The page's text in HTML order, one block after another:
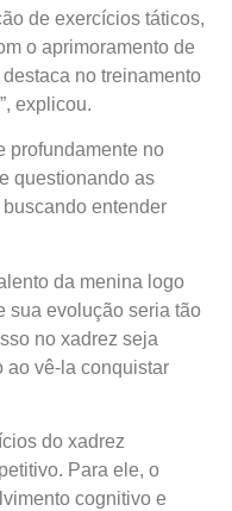
de exercícios táticos,
o aprimoramento de
no treinamento
explicou.
profundamente no
questionando as
entender
da menina logo
sua evolução seria tão
no xadrez seja
ao vê-la conquistar
do xadrez
Para ele, o
cognitivo e